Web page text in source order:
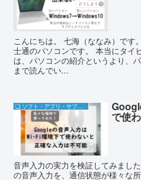
こんにちは。 七海（ななみ）です
士通のパソコンです。 本当にタ
は、パソコンの紹介というより、
まで読んでい...
❏ ソフト・アプリ・サブスク
で使
音声入力の実力を検証してみまし
の音声入力を、通信状態が様々な